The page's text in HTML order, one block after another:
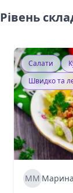
Рівень
Салати
Швидко та
ММ